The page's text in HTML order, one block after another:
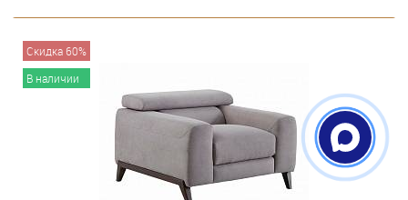
Скидка 60%
В наличии